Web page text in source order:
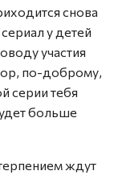
снова
у детей
участия
по-доброму,
серии тебя
больше
ждут